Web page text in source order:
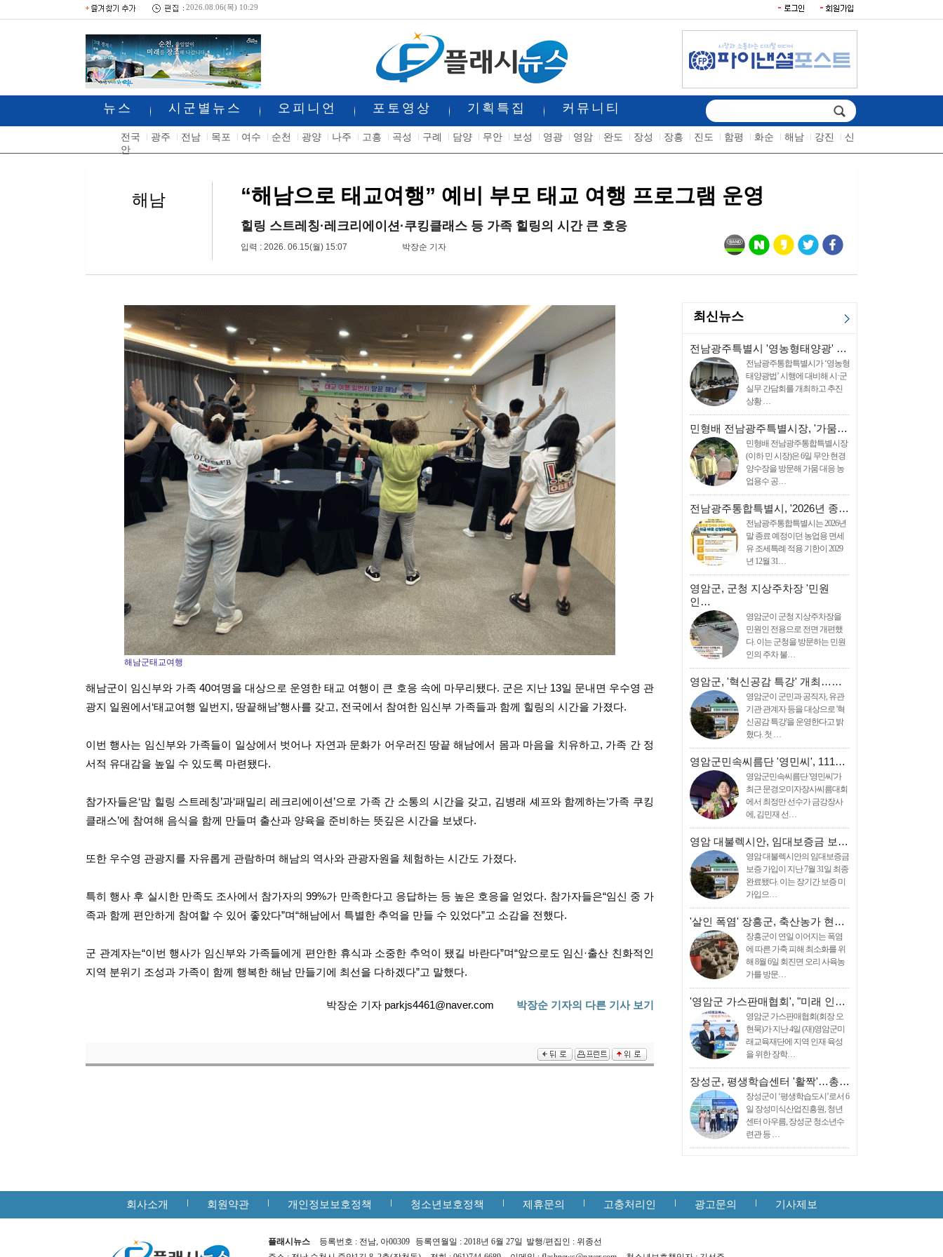
2026.08.06(목) 10:29
뉴스 시군별뉴스 오피니언 포토영상 기획특집 커뮤니티
전국 광주 전남 목포 여수 순천 광양 나주 고흥 곡성 구례 담양 무안 보성 영광 영암 완도 장성 장흥 진도 함평 화순 해남 강진
신
안
해남 “해남으로 태교여행” 예비 부모 태교 여행 프로그램 운영
힐링 스트레칭·레크리에이션·쿠킹클래스 등 가족 힐링의 시간 큰 호응
입력 : 2026. 06.15(월) 15:07 박장순 기자
해남군태교여행
해남군이 임신부와 가족 40여명을 대상으로 운영한 태교 여행이 큰 호응 속에 마무리됐다. 군은 지난 13일 문내면 우수영 관
광지 일원에서‘태교여행 일번지, 땅끝해남’행사를 갖고, 전국에서 참여한 임신부 가족들과 함께 힐링의 시간을 가졌다.
이번 행사는 임신부와 가족들이 일상에서 벗어나 자연과 문화가 어우러진 땅끝 해남에서 몸과 마음을 치유하고, 가족 간 정
서적 유대감을 높일 수 있도록 마련됐다.
참가자들은‘맘 힐링 스트레칭’과‘패밀리 레크리에이션’으로 가족 간 소통의 시간을 갖고, 김병래 셰프와 함께하는‘가족 쿠킹
클래스’에 참여해 음식을 함께 만들며 출산과 양육을 준비하는 뜻깊은 시간을 보냈다.
또한 우수영 관광지를 자유롭게 관람하며 해남의 역사와 관광자원을 체험하는 시간도 가졌다.
특히 행사 후 실시한 만족도 조사에서 참가자의 99%가 만족한다고 응답하는 등 높은 호응을 얻었다. 참가자들은“임신 중 가
족과 함께 편안하게 참여할 수 있어 좋았다”며“해남에서 특별한 추억을 만들 수 있었다”고 소감을 전했다.
군 관계자는“이번 행사가 임신부와 가족들에게 편안한 휴식과 소중한 추억이 됐길 바란다”며“앞으로도 임신·출산 친화적인
지역 분위기 조성과 가족이 함께 행복한 해남 만들기에 최선을 다하겠다”고 말했다.
박장순 기자 parkjs4461@naver.com 박장순 기자의 다른 기사 보기
최신뉴스
전남광주특별시 '영농형태양광' …
전남광주통합특별시가 ‘영농형
태양광법’ 시행에 대비해 시·군
실무 간담회를 개최하고 추진
상황 …
민형배 전남광주특별시장, '가뭄…
민형배 전남광주통합특별시장
(이하 민 시장)은 6일 무안 현경
양수장을 방문해 가뭄 대응 농
업용수 공…
전남광주통합특별시, '2026년 종…
전남광주통합특별시는 2026년
말 종료 예정이던 농업용 면세
유 조세특례 적용 기한이 2029
년 12월 31…
영암군, 군청 지상주차장 '민원
인…
영암군이 군청 지상주차장을
민원인 전용으로 전면 개편했
다. 이는 군청을 방문하는 민원
인의 주차 불…
영암군, '혁신공감 특강' 개최……
영암군이 군민과 공직자, 유관
기관 관계자 등을 대상으로 '혁
신공감 특강'을 운영한다고 밝
혔다. 첫 …
영암군민속씨름단 '영민씨', 111…
영암군민속씨름단 '영민씨'가
최근 문경오미자장사씨름대회
에서 최정만 선수가 금강장사
에, 김민재 선…
영암 대불렉시안, 임대보증금 보…
영암 대불렉시안의 임대보증금
보증 가입이 지난 7월 31일 최종
완료됐다. 이는 장기간 보증 미
가입으…
'살인 폭염' 장흥군, 축산농가 현…
장흥군이 연일 이어지는 폭염
에 따른 가축 피해 최소화를 위
해 8월 6일 회진면 오리 사육농
가를 방문…
'영암군 가스판매협회', "미래 인…
영암군 가스판매협회(회장 오
현묵)가 지난 4일 (재)영암군미
래교육재단에 지역 인재 육성
을 위한 장학…
장성군, 평생학습센터 '활짝'…총…
장성군이 ‘평생학습도시’로서 6
일 장성미식산업진흥원, 청년
센터 아우름, 장성군 청소년수
련관 등 …
회사소개 회원약관 개인정보보호정책 청소년보호정책 제휴문의 고충처리인 광고문의 기사제보
플래시뉴스 등록번호 : 전남, 아00309 등록연월일 : 2018년 6월 27일 발행/편집인 : 위종선